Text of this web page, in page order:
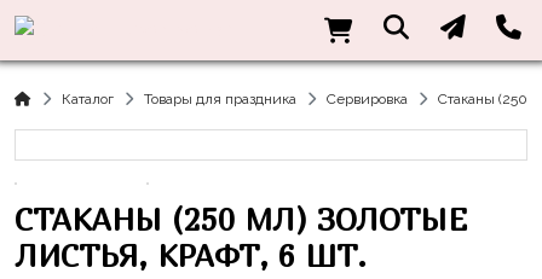
Каталог Товары для праздника Сервировка Стаканы (250
СТАКАНЫ (250 МЛ) ЗОЛОТЫЕ
ЛИСТЬЯ, КРАФТ, 6 ШТ.
консультация?
Акции
Хиты
Каталог
шары
без
рисунка
Праздники
8
23
февраля,
Тематики
Оранжевая
Маша
и
Информация
О нас
Доставка
Контакты
Скидки